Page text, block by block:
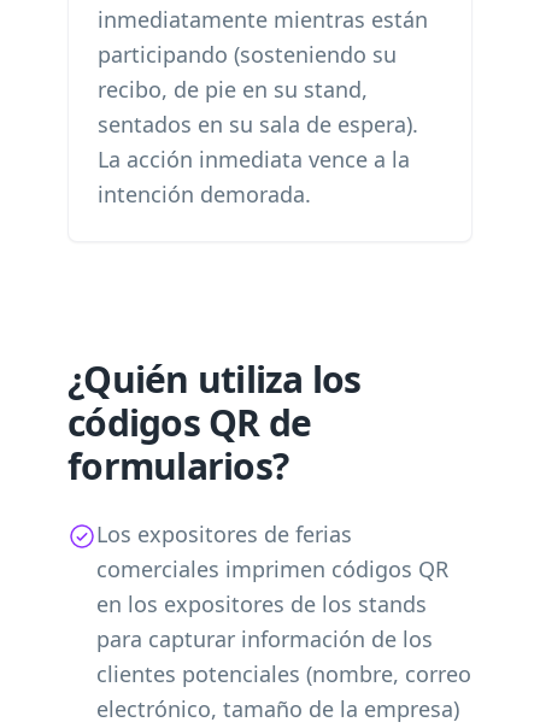
inmediatamente mientras están
participando (sosteniendo su
recibo, de pie en su stand,
sentados en su sala de espera).
La acción inmediata vence a la
intención demorada.
¿Quién utiliza los
códigos QR de
formularios?
Los expositores de ferias
comerciales imprimen códigos QR
en los expositores de los stands
para capturar información de los
clientes potenciales (nombre, correo
electrónico, tamaño de la empresa)